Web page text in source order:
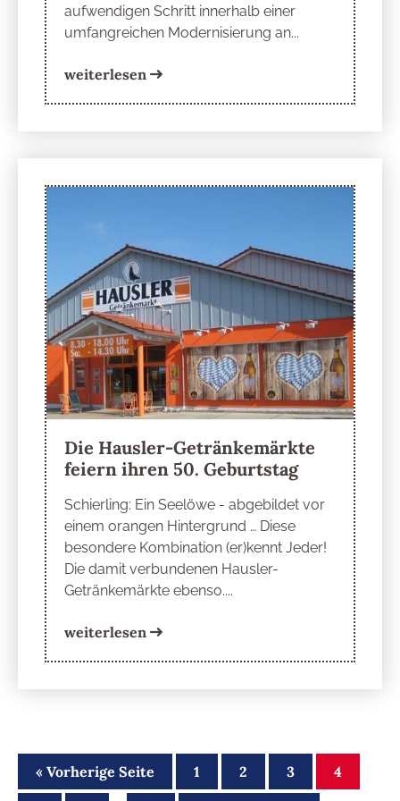
aufwendigen Schritt innerhalb einer
umfangreichen Modernisierung an...
weiterlesen
Die Hausler-Getränkemärkte
feiern ihren 50. Geburtstag
Schierling: Ein Seelöwe - abgebildet vor
einem orangen Hintergrund … Diese
besondere Kombination (er)kennt Jeder!
Die damit verbundenen Hausler-
Getränkemärkte ebenso....
weiterlesen
« Vorherige Seite 1 2 3 4